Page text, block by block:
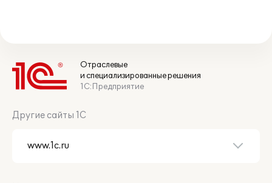
Отраслевые
и специализированные решения
1С:Предприятие
Другие сайты 1С